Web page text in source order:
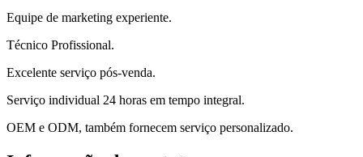
Equipe de marketing experiente.
Técnico Profissional.
Excelente serviço pós-venda.
Serviço individual 24 horas em tempo integral.
OEM e ODM, também fornecem serviço personalizado.